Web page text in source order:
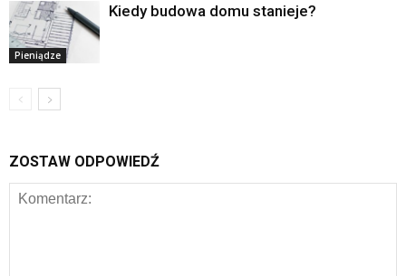
Pieniądze
Kiedy budowa domu stanieje?
ZOSTAW ODPOWIEDŹ